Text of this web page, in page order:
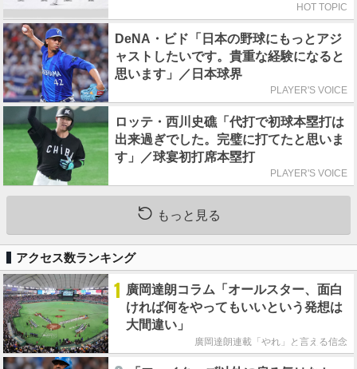
HOT TOPIC
DeNA・ビド「日本の野球にもっとアジ
ャストしたいです。貴重な経験になると
思います」／日本球界
PLAYER'S VOICE
ロッテ・西川史礁「代打で初球本塁打は
出来過ぎでした。完璧に打てたと思いま
す」／球宴初打席本塁打
PLAYER'S VOICE
もっと見る
アクセス数ランキング
1 廣岡達朗コラム「オールスター、面白
ければ何をやってもいいという発想は
大間違い」
廣岡達朗連載「やれ」と言える信念